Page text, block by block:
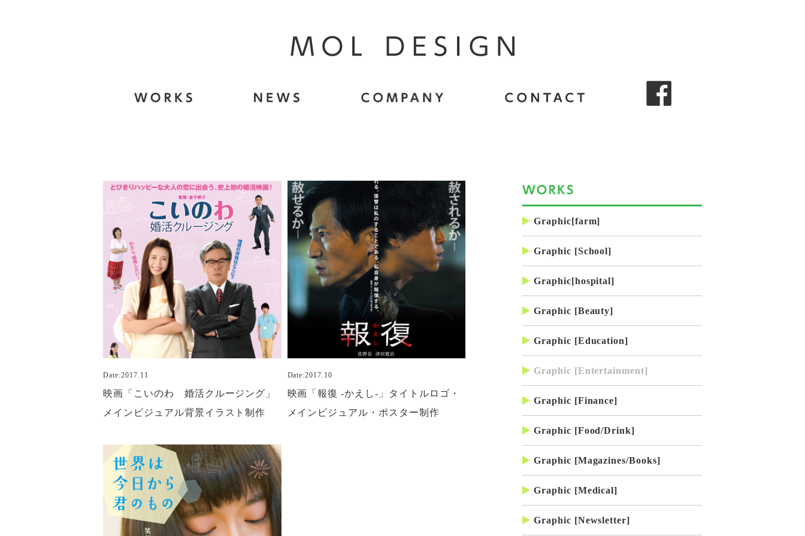
Date:2017.11
映画「こいのわ 婚活クルージング」
メインビジュアル背景イラスト制作
Date:2017.10
映画「報復 -かえし-」タイトルロゴ・
メインビジュアル・ポスター制作
Graphic[farm]
Graphic [School]
Graphic[hospital]
Graphic [Beauty]
Graphic [Education]
Graphic [Entertainment]
Graphic [Finance]
Graphic [Food/Drink]
Graphic [Magazines/Books]
Graphic [Medical]
Graphic [Newsletter]